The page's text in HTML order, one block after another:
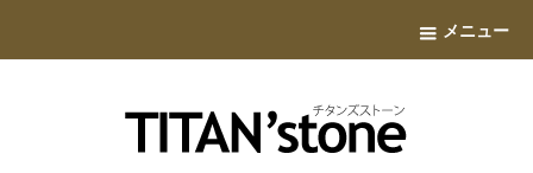
メニュー